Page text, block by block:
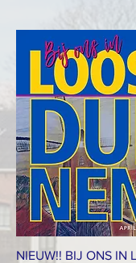
NIEUW!! BIJ ONS IN